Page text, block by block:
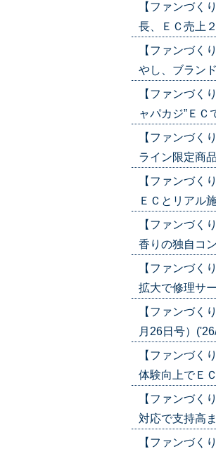
【ファンづ
長、ＥＣ売上
【ファンづ
やし、ブラン
【ファンづ
ャパカジ”Ｅ
【ファンづ
ライン限定商
【ファンづ
ＥＣとリアル
【ファンづ
香りの独自コ
【ファンづ
拡大で修理サ
【ファンづ
月26日号）
【ファンづ
体験向上でＥ
【ファンづ
対応で支持高
【ファンづ